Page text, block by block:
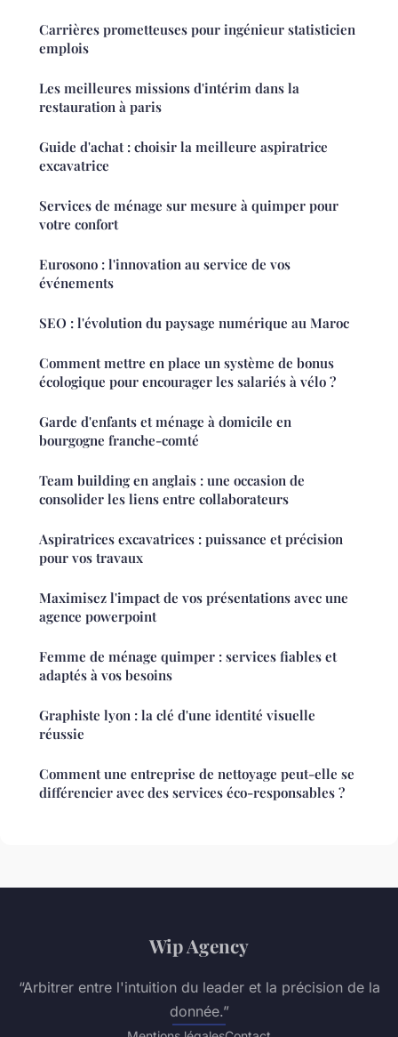
Carrières prometteuses pour ingénieur statisticien
emplois
Les meilleures missions d'intérim dans la
restauration à paris
Guide d'achat : choisir la meilleure aspiratrice
excavatrice
Services de ménage sur mesure à quimper pour
votre confort
Eurosono : l'innovation au service de vos
événements
SEO : l'évolution du paysage numérique au Maroc
Comment mettre en place un système de bonus
écologique pour encourager les salariés à vélo ?
Garde d'enfants et ménage à domicile en
bourgogne franche-comté
Team building en anglais : une occasion de
consolider les liens entre collaborateurs
Aspiratrices excavatrices : puissance et précision
pour vos travaux
Maximisez l'impact de vos présentations avec une
agence powerpoint
Femme de ménage quimper : services fiables et
adaptés à vos besoins
Graphiste lyon : la clé d'une identité visuelle
réussie
Comment une entreprise de nettoyage peut-elle se
différencier avec des services éco-responsables ?
Wip Agency
“Arbitrer entre l'intuition du leader et la précision de la
donnée.”